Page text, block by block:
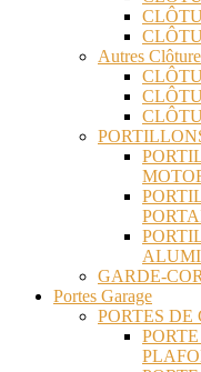
Autres
GARDE-
Portes Garage
PORTES